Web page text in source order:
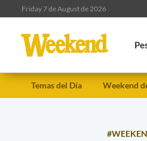
Friday 7 de August de 2026
Temas del Día Weekend